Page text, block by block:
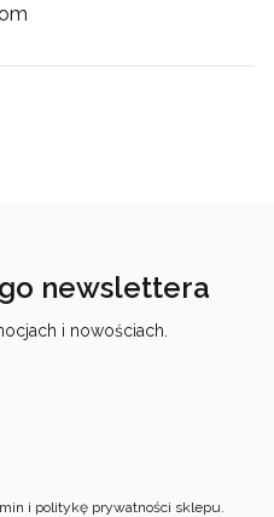
newslettera
i nowościach.
i politykę prywatności sklepu.